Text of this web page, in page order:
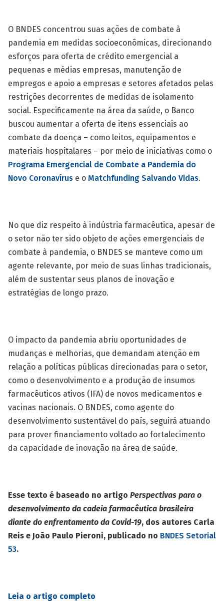
O BNDES concentrou suas ações de combate à
pandemia em medidas socioeconômicas, direcionando
esforços para oferta de crédito emergencial a
pequenas e médias empresas, manutenção de
empregos e apoio a empresas e setores afetados pelas
restrições decorrentes de medidas de isolamento
social. Especificamente na área da saúde, o Banco
buscou aumentar a oferta de itens essenciais ao
combate da doença – como leitos, equipamentos e
materiais hospitalares – por meio de iniciativas como o
Programa Emergencial de Combate a Pandemia do
Novo Coronavírus e o Matchfunding Salvando Vidas.
No que diz respeito à indústria farmacêutica, apesar de
o setor não ter sido objeto de ações emergenciais de
combate à pandemia, o BNDES se manteve como um
agente relevante, por meio de suas linhas tradicionais,
além de sustentar seus planos de inovação e
estratégias de longo prazo.
O impacto da pandemia abriu oportunidades de
mudanças e melhorias, que demandam atenção em
relação a políticas públicas direcionadas para o setor,
como o desenvolvimento e a produção de insumos
farmacêuticos ativos (IFA) de novos medicamentos e
vacinas nacionais. O BNDES, como agente do
desenvolvimento sustentável do país, seguirá atuando
para prover financiamento voltado ao fortalecimento
da capacidade de inovação na área de saúde.
Esse texto é baseado no artigo Perspectivas para o
desenvolvimento da cadeia farmacêutica brasileira
diante do enfrentamento da Covid-19, dos autores Carla
Reis e João Paulo Pieroni, publicado no BNDES Setorial
53.
Leia o artigo completo